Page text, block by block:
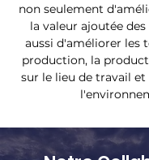
non seulement
la valeur ajoutée
aussi d'améliorer les
production, la
sur le lieu de travail